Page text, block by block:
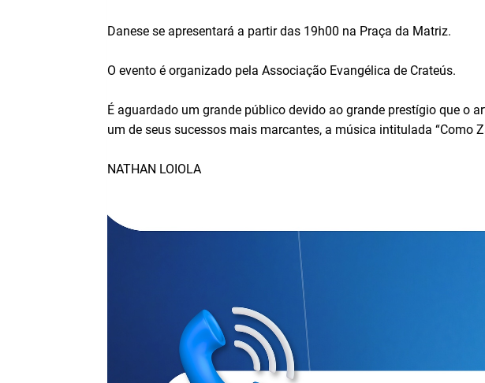
Danese se apresentará a partir das 19h00 na Praça da Matriz.
O evento é organizado pela Associação Evangélica de Crateús.
É aguardado um grande público devido ao grande prestígio que o
um de seus sucessos mais marcantes, a música intitulada “Como
NATHAN LOIOLA